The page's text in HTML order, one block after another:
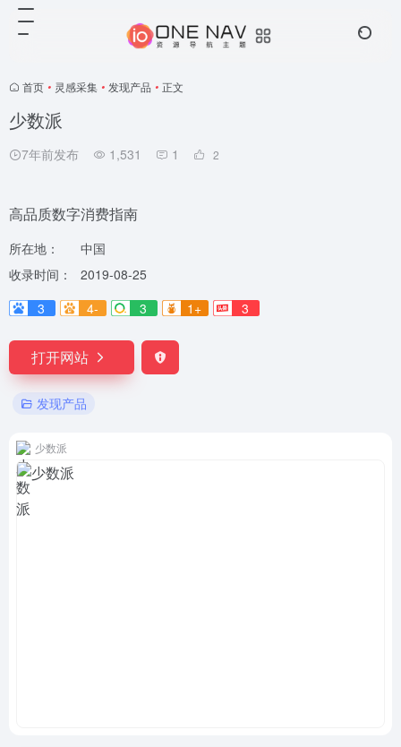
首页 • 灵感采集 • 发现产品 • 正文
少数派
7年前发布 1,531 1 2
高品质数字消费指南
所在地：
中国
收录时间：
2019-08-25
3
4- 3 1+ 3
打开网站
发现产品
少数派